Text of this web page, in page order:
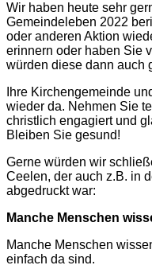
Wir haben heute sehr
Gemeindeleben 2022
oder anderen Aktion
erinnern oder haben Sie
würden diese dann auch
Ihre Kirchengemeinde
wieder da. Nehmen Sie
christlich engagiert und
Bleiben Sie gesund!
Gerne würden wir
Ceelen, der auch z.B. in
abgedruckt war:
Manche Menschen
Manche Menschen
einfach da sind.